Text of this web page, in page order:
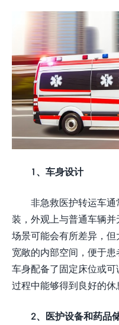
1、车身设计
非急救医护转运车
装，外观上与普通车辆
场景可能会有所差异，
宽敞的内部空间，便于患
车身配备了固定床位或
过程中能够得到良好的休
2、医护设备和药品